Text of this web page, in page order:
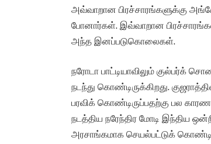
அவ்வாறான பிரச்சாரங்களுக்கு
போனார்கள். இவ்வாறான
அந்த இனப்படுகொலைகள்.
நரோடா பாட்டியாவிலும் குல்பர்க்
நடந்து கொண்டிருக்கிறது.
பரவிக் கொண்டிருப்பதற்கு பல
நடத்திய நரேந்திர மோடி இந்திய
அரசாங்கமாக செயல்பட்டுக்